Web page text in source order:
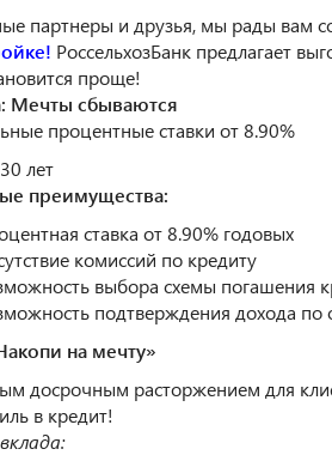
партнеры и друзья, мы рады вам
РоссельхозБанк предлагает
проще!
Мечты сбываются
процентные ставки от 8.90%
лет
преимущества:
ставка от 8.90% годовых
комиссий по кредиту
выбора схемы погашения
подтверждения дохода по
на мечту»
досрочным расторжением для
в кредит!